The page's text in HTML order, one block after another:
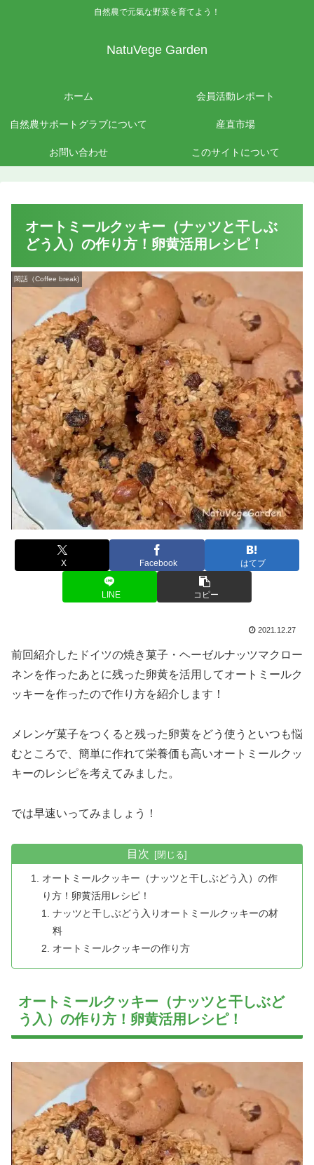
自然農で元氣な野菜を育てよう！
NatuVege Garden
ホーム 会員活動レポート
自然農サポートグラブについて 産直市場
お問い合わせ このサイトについて
オートミールクッキー（ナッツと干しぶ
どう入）の作り方！卵黄活用レシピ！
閑話（Coffee break)
X Facebook はてブ
LINE コピー
2021.12.27
前回紹介したドイツの焼き菓子・ヘーゼルナッツマクロー
ネンを作ったあとに残った卵黄を活用してオートミールク
ッキーを作ったので作り方を紹介します！
メレンゲ菓子をつくると残った卵黄をどう使うといつも悩
むところで、簡単に作れて栄養価も高いオートミールクッ
キーのレシピを考えてみました。
では早速いってみましょう！
目次
オートミールクッキー（ナッツと干しぶどう入）の作
り方！卵黄活用レシピ！
ナッツと干しぶどう入りオートミールクッキーの材
料
オートミールクッキーの作り方
オートミールクッキー（ナッツと干しぶど
う入）の作り方！卵黄活用レシピ！